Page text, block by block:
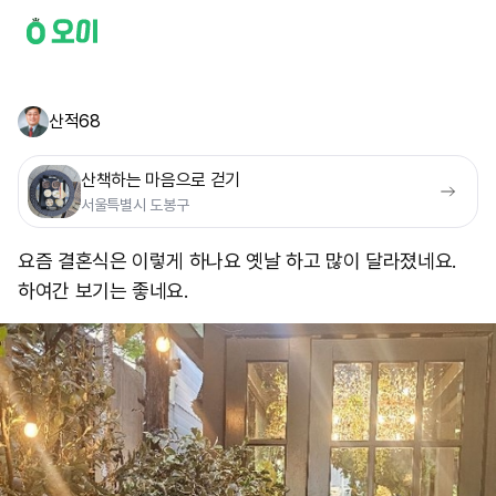
산적68
산책하는 마음으로 걷기
서울특별시 도봉구
요즘 결혼식은 이렇게 하나요 옛날 하고 많이 달라졌네요.
하여간 보기는 좋네요.